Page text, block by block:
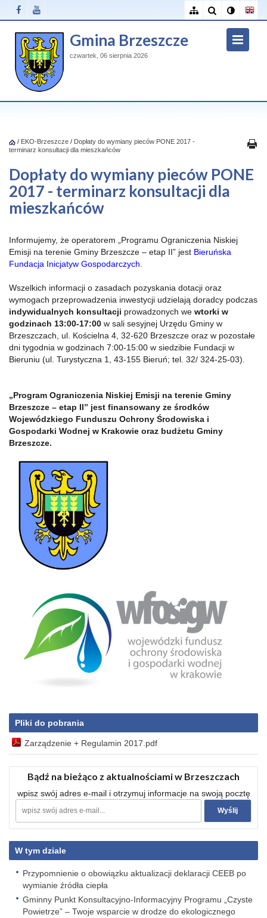
Gmina Brzeszcze
czwartek, 06 sierpnia 2026
/ EKO-Brzeszcze / Dopłaty do wymiany pieców PONE 2017 -
terminarz konsultacji dla mieszkańców
Dopłaty do wymiany pieców PONE
2017 - terminarz konsultacji dla
mieszkańców
Informujemy, że operatorem „Programu Ograniczenia Niskiej
Emisji na terenie Gminy Brzeszcze – etap II” jest Bieruńska
Fundacja Inicjatyw Gospodarczych
Wszelkich informacji o zasadach pozyskania dotacji oraz
wymogach przeprowadzenia inwestycji udzielają doradcy podczas
indywidualnych konsultacji prowadzonych we wtorki w
godzinach 13:00-17:00 w sali sesyjnej Urzędu Gminy w
Brzeszczach, ul. Kościelna 4, 32-620 Brzeszcze oraz w pozostałe
dni tygodnia w godzinach 7:00-15:00 w siedzibie Fundacji w
Bieruniu (ul. Turystyczna 1, 43-155 Bieruń; tel. 32/ 324-25-03).
„Program Ograniczenia Niskiej Emisji na terenie Gminy
Brzeszcze – etap II” jest finansowany ze środków
Wojewódzkiego Funduszu Ochrony Środowiska i
Gospodarki Wodnej w Krakowie oraz budżetu Gminy
Brzeszcze.
Pliki do pobrania
Zarządzenie + Regulamin 2017.pdf
Bądź na bieżąco z aktualnościami w Brzeszczach
wpisz swój adres e-mail i otrzymuj informacje na swoją pocztę
W tym dziale
Przypomnienie o obowiązku aktualizacji deklaracji CEEB po
wymianie źródła ciepła
Gminny Punkt Konsultacyjno-Informacyjny Programu „Czyste
Powietrze” – Twoje wsparcie w drodze do ekologicznego